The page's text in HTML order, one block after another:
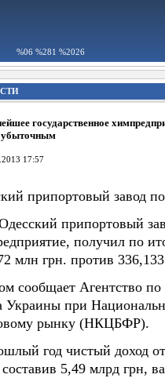
%06 %281 %2026
государственное
убыточным
17:57
припортовый завод
припортовый
получил по
млн грн. против
сообщает Агентство
Украины при
рынку (НКЦБФР).
год чистый доход
5,49 млрд грн,